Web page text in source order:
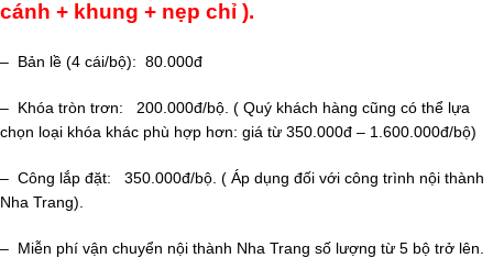
cánh + khung + nẹp chỉ ).
– Bản lề (4 cái/bộ): 80.000đ
– Khóa tròn trơn: 200.000đ/bộ. ( Quý khách hàng cũng có thể lựa
chọn loại khóa khác phù hợp hơn: giá từ 350.000đ – 1.600.000đ/bộ)
– Công lắp đặt: 350.000đ/bộ. ( Áp dụng đối với công trình nội thành
Nha Trang).
– Miễn phí vận chuyển nội thành Nha Trang số lượng từ 5 bộ trở lên.